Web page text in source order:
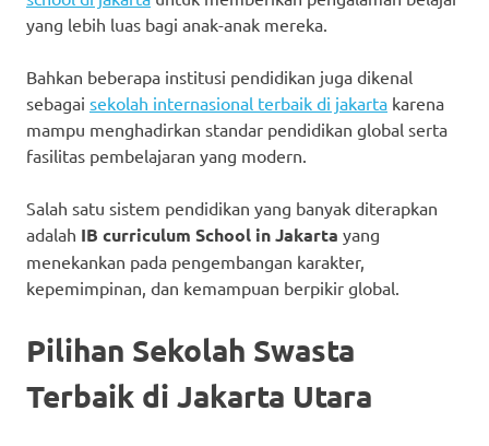
yang lebih luas bagi anak-anak mereka.
Bahkan beberapa institusi pendidikan juga dikenal
sebagai sekolah internasional terbaik di jakarta karena
mampu menghadirkan standar pendidikan global serta
fasilitas pembelajaran yang modern.
Salah satu sistem pendidikan yang banyak diterapkan
adalah IB curriculum School in Jakarta yang
menekankan pada pengembangan karakter,
kepemimpinan, dan kemampuan berpikir global.
Pilihan Sekolah Swasta
Terbaik di Jakarta Utara